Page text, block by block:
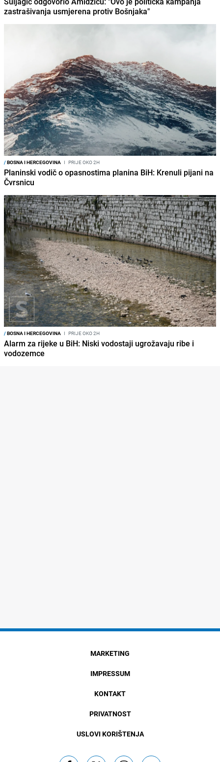
zastrašivanja usmjerena protiv Bošnjaka"
/BOSNA I HERCEGOVINA I PRIJE OKO 2H
Planinski vodič o opasnostima planina BiH: Krenuli pijani na
Čvrsnicu
/BOSNA I HERCEGOVINA I PRIJE OKO 2H
Alarm za rijeke u BiH: Niski vodostaji ugrožavaju ribe i
vodozemce
MARKETING
IMPRESSUM
KONTAKT
PRIVATNOST
USLOVI KORIŠTENJA